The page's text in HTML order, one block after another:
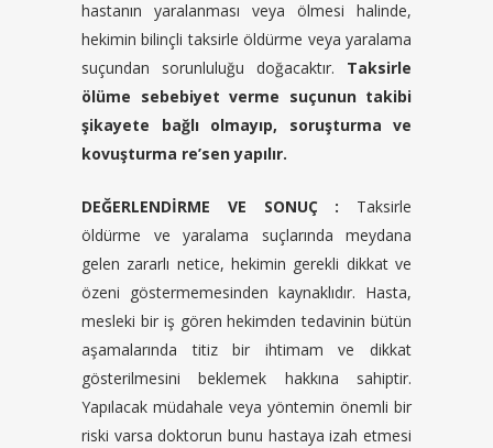
hastanın yaralanması veya ölmesi halinde,
hekimin bilinçli taksirle öldürme veya yaralama
suçundan sorunluluğu doğacaktır. Taksirle
ölüme sebebiyet verme suçunun takibi
şikayete bağlı olmayıp, soruşturma ve
kovuşturma re’sen yapılır.
DEĞERLENDİRME VE SONUÇ : Taksirle
öldürme ve yaralama suçlarında meydana
gelen zararlı netice, hekimin gerekli dikkat ve
özeni göstermemesinden kaynaklıdır. Hasta,
mesleki bir iş gören hekimden tedavinin bütün
aşamalarında titiz bir ihtimam ve dikkat
gösterilmesini beklemek hakkına sahiptir.
Yapılacak müdahale veya yöntemin önemli bir
riski varsa doktorun bunu hastaya izah etmesi